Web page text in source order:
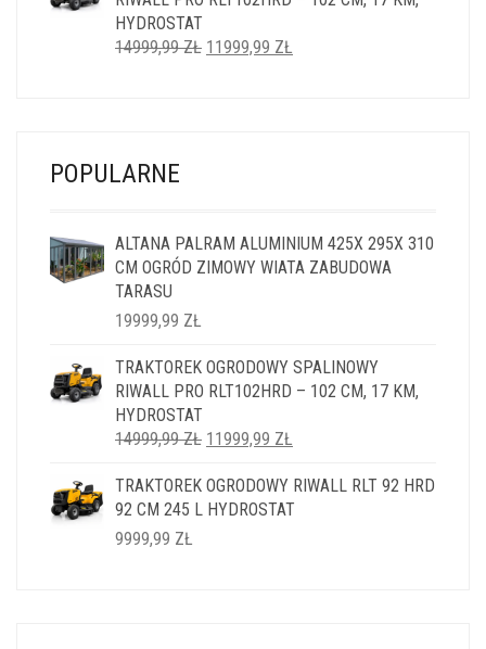
HYDROSTAT
14999,99ZŁ PIERWOTNA
11999,99 ZŁ
POPULARNE
ALTANA PALRAM ALUMINIUM 425X 295X 310
CM OGRÓD ZIMOWY WIATA ZABUDOWA
TARASU
19999,99 ZŁ
TRAKTOREK OGRODOWY SPALINOWY
RIWALL PRO RLT102HRD – 102 CM, 17 KM,
HYDROSTAT
14999,99ZŁ PIERWOTNA
WYNOSIŁA:
14999,99 ZŁ.
11999,99 ZŁ
WYNOSI:
11999,99 ZŁ.
TRAKTOREK OGRODOWY RIWALL RLT 92 HRD
92 CM 245 L HYDROSTAT
9999,99 ZŁ